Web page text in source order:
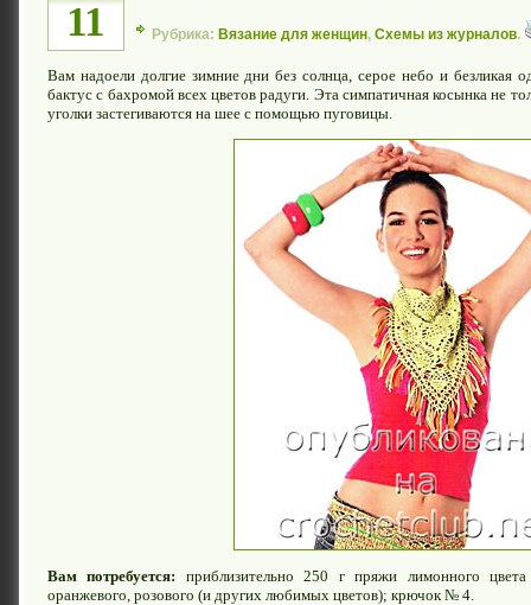
11 Рубрика: Вязание для женщин, Схемы из журналов.
Вам надоели долгие зимние дни без солнца, серое небо и безликая
бактус с бахромой всех цветов радуги. Эта симпатичная косынка не
уголки застегиваются на шее с помощью пуговицы.
Вам потребуется: приблизительно 250 г пряжи лимонного
оранжевого, розового (и других любимых цветов); крючок № 4.